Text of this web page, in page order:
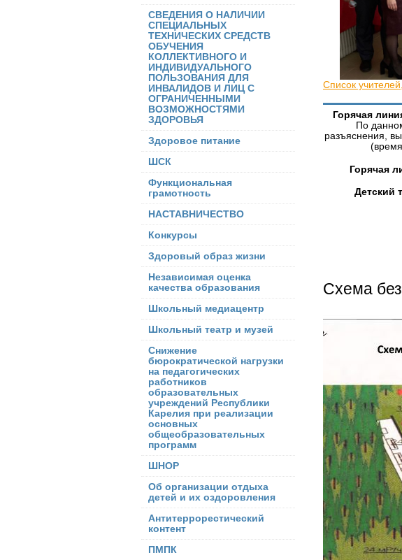
СВЕДЕНИЯ О НАЛИЧИИ
СПЕЦИАЛЬНЫХ
ТЕХНИЧЕСКИХ СРЕДСТВ
ОБУЧЕНИЯ
КОЛЛЕКТИВНОГО И
ИНДИВИДУАЛЬНОГО
ПОЛЬЗОВАНИЯ ДЛЯ
ИНВАЛИДОВ И ЛИЦ С
ОГРАНИЧЕННЫМИ
ВОЗМОЖНОСТЯМИ
ЗДОРОВЬЯ
Здоровое питание
ШСК
Функциональная
грамотность
НАСТАВНИЧЕСТВО
Конкурсы
Здоровый образ жизни
Независимая оценка
качества образования
Школьный медиацентр
Школьный театр и музей
Снижение
бюрократической нагрузки
на педагогических
работников
образовательных
учреждений Республики
Карелия при реализации
основных
общеобразовательных
программ
ШНОР
Об организации отдыха
детей и их оздоровления
Антитеррорестический
контент
ПМПК
Список
Горячая
По
разъяснения,
Горячая
Детский
Схема